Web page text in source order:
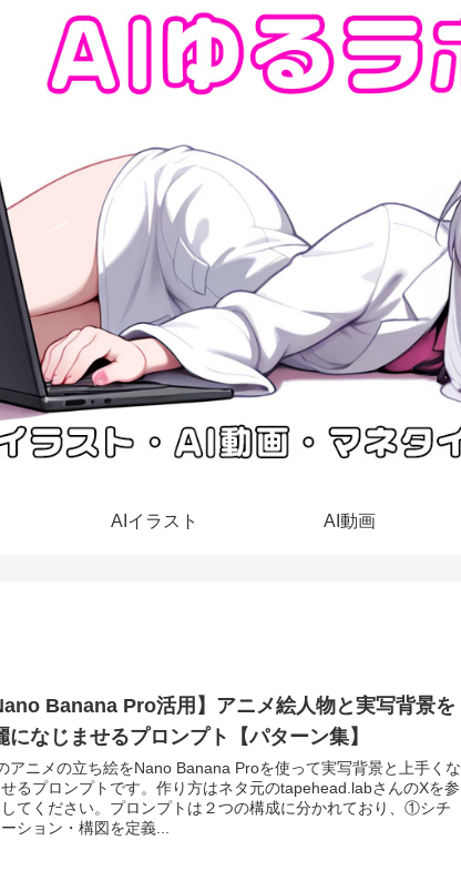
AIイラスト AI動画
Banana Pro活用】アニメ絵人物と実写背景を
になじませるプロンプト【パターン集】
アニメの立ち絵をNano Banana Proを使って実写背景と上手くな
せるプロンプトです。作り方はネタ元のtapehead.labさんのXを参
てください。プロンプトは２つの構成に分かれており、①シチ
ション・構図を定義...